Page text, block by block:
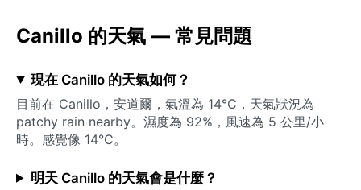
Canillo 的天氣 — 常見問題
現在 Canillo 的天氣如何？
目前在 Canillo，安道爾，氣溫為 14°C，天氣狀況為
patchy rain nearby。濕度為 92%，風速為 5 公里/小
時。感覺像 14°C。
明天 Canillo 的天氣會是什麼？